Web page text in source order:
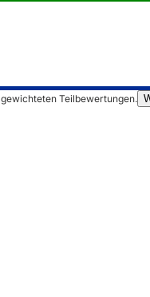
Teilbewertungen.